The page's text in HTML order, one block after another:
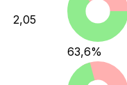
2,05
63,6%